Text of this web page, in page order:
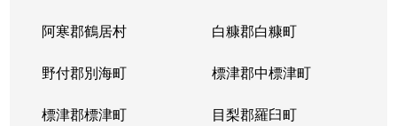
阿寒郡鶴居村 白糠郡白糠町
野付郡別海町 標津郡中標津町
標津郡標津町 目梨郡羅臼町